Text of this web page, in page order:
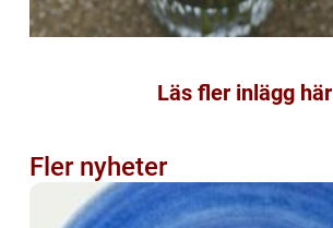
Läs fler inlägg här
Fler nyheter